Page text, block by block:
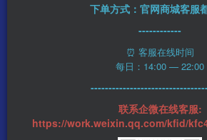
下单方式：官网商城客服
------------
⏰ 客服在线时间
每日：14:00 — 22:00
联系企微在线客服:
https://work.weixin.qq.com/kfid/